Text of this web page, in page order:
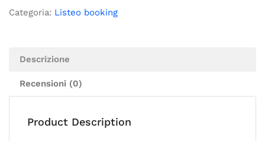
Categoria: Listeo booking
Descrizione
Recensioni (0)
Product Description